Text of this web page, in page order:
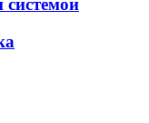
системой